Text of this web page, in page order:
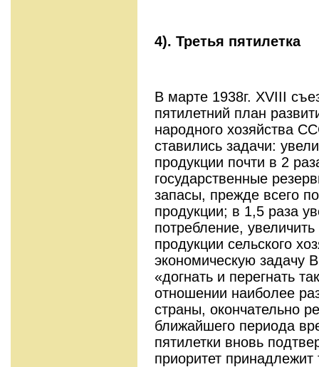
4). Третья пятилетка
В марте 1938г. XVIII
пятилетний план
народного хозяйства
ставились задачи:
продукции почти в 2
государственные
запасы, прежде всего
продукции; в 1,5 раза
потребление,
продукции сельского
экономическую задачу
«догнать и перегнать
отношении наиболее
страны, окончательно
ближайшего периода
пятилетки вновь
приоритет